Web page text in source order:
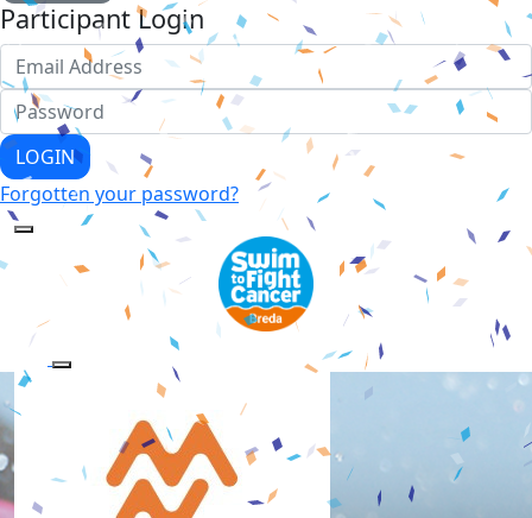
Participant Login
LOGIN
Forgotten your password?